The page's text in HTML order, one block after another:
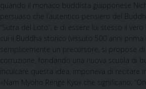
quando il monaco buddista giapponese
persuaso che l’autentico pensiero del
“Sutra del Loto”, e di essere lui stesso il
cui il Buddha storico (vissuto 500 anni
semplicemente un precursore, si propose
corruzione, fondando una nuova scuola di
inculcare questa idea, imponeva di recitare
«Nam Myoho Renge Kyo» che significano: